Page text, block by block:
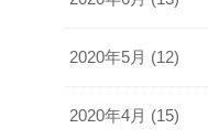
2020年5月 (12)
2020年4月 (15)